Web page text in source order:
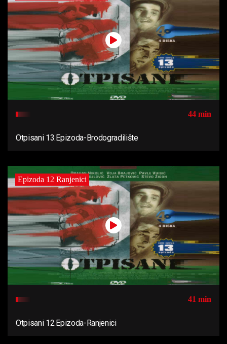
44 min
Otpisani 13.Epizoda-Brodogradilište
Epizoda 12 Ranjenici
41 min
Otpisani 12.Epizoda-Ranjenici